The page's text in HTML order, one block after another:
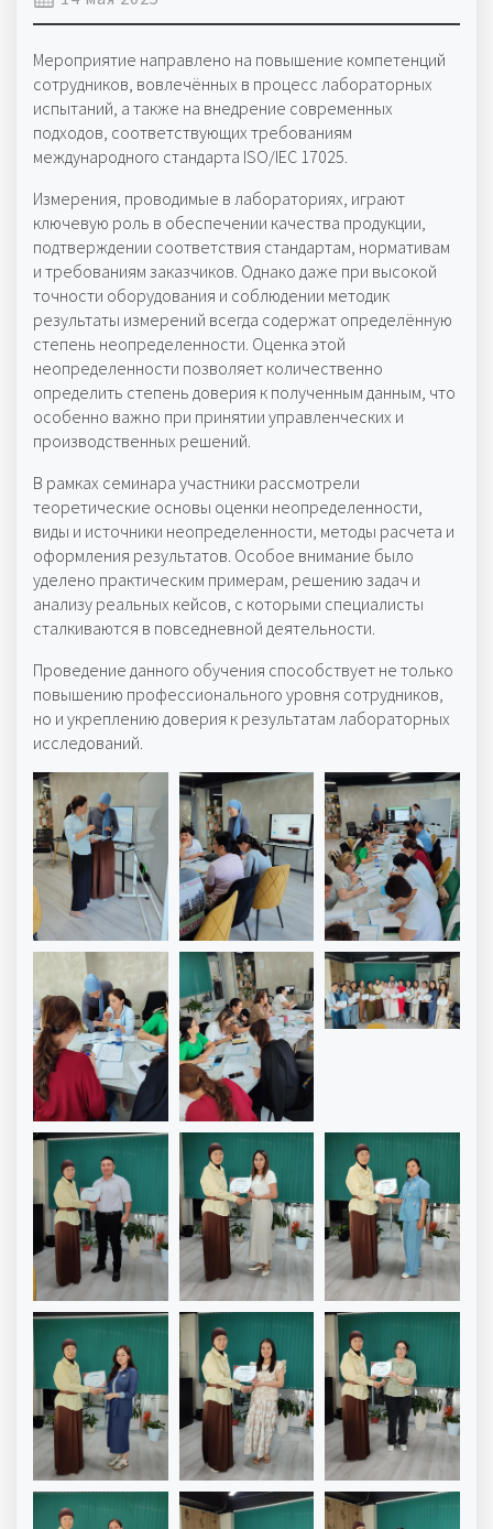
Мероприятие направлено на повышение компетенций
сотрудников, вовлечённых в процесс лабораторных
испытаний, а также на внедрение современных
подходов, соответствующих требованиям
международного стандарта ISO/IEC 17025.
Измерения, проводимые в лабораториях, играют
ключевую роль в обеспечении качества продукции,
подтверждении соответствия стандартам, нормативам
и требованиям заказчиков. Однако даже при высокой
точности оборудования и соблюдении методик
результаты измерений всегда содержат определённую
степень неопределенности. Оценка этой
неопределенности позволяет количественно
определить степень доверия к полученным данным, что
особенно важно при принятии управленческих и
производственных решений.
В рамках семинара участники рассмотрели
теоретические основы оценки неопределенности,
виды и источники неопределенности, методы расчета и
оформления результатов. Особое внимание было
уделено практическим примерам, решению задач и
анализу реальных кейсов, с которыми специалисты
сталкиваются в повседневной деятельности.
Проведение данного обучения способствует не только
повышению профессионального уровня сотрудников,
но и укреплению доверия к результатам лабораторных
исследований.